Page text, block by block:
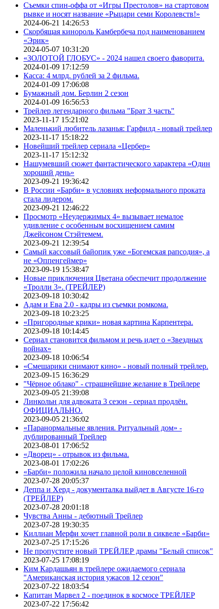
Съемки спин-оффа от «Игры Престолов» на стартовом
рывке и носят название «Рыцари семи Королевств!»
2024-06-21 14:26:53
Скорбящая кинороль Камбербеча под наименованием
«Эрик»
2024-05-07 10:31:20
«ЗОЛОТОЙ ГЛОБУС» - 2024 нашел своего фаворита.
2024-01-09 17:12:59
Касса: 4 млрд. рублей за 2 фильма.
2024-01-09 17:06:08
Бумажный дом. Берлин 2 сезон
2024-01-09 16:56:53
Трейлер легендарного фильма "Брат 3 часть"
2023-11-17 15:21:02
Маленький любитель лазанья: Гарфилд - новый трейлер
2023-11-17 15:18:22
Новейший трейлер сериала «Цербер»
2023-11-17 15:12:32
Нашумевший сюжет фантастического характера «Один
хороший день»
2023-09-21 19:36:42
В России «Барби» в условиях неформального проката
стала лидером.
2023-09-21 12:46:22
Просмотр «Неудержимых 4» вызывает немалое
удивление с особенным восхищением самим
Джейсоном Стэйтемем.
2023-09-21 12:39:54
Самый кассовый байопик уже «Богемская рапсодия», а
не «Оппенгеймер»
2023-09-19 15:38:47
Новые приключения Цветана обеспечит продолжение
«Тролли 3». (ТРЕЙЛЕР)
2023-09-18 10:30:42
Адам и Ева 2.0 - кадры из съемки ромкома.
2023-09-18 10:23:25
«Пригородные крики» новая картина Карпентера.
2023-09-18 10:14:45
Сериал становится фильмом и речь идет о «Звездных
войнах»
2023-09-18 10:06:54
«Смешарики снимают кино» - новый полный трейлер.
2023-09-15 16:36:29
"Чёрное облако" - страшнейшие желание в Трейлере
2023-09-05 21:39:08
Линкольн для адвоката 3 сезон - сериал продлён.
ОФИЦИАЛЬНО.
2023-09-05 21:36:02
«Паранормальные явления. Ритуальный дом» -
дублированный Трейлер
2023-08-01 17:06:52
«Дворец» - отрывок из фильма.
2023-08-01 17:02:26
«Барби» положила начало целой киновселенной
2023-07-28 20:05:37
Деппа и Херд - документалка выйдет в Августе 16-го
(ТРЕЙЛЕР)
2023-07-28 20:01:18
Чувства Анны - дебютный Трейлер
2023-07-28 19:30:35
Киллиан Мерфи хочет главной роли в сиквеле «Барби»
2023-07-25 17:15:26
Не пропустите новый ТРЕЙЛЕР драмы "Белый список"
2023-07-25 17:08:19
Ким Кардашьян в трейлере ожидаемого сериала
"Американская история ужасов 12 сезон"
2023-07-22 18:03:54
Капитан Марвел 2 - поединок в космосе ТРЕЙЛЕР
2023-07-22 17:56:42